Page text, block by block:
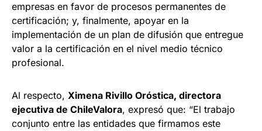
empresas en favor de procesos permanentes de
certificación; y, finalmente, apoyar en la
implementación de un plan de difusión que entregue
valor a la certificación en el nivel medio técnico
profesional.​
Al respecto, ​Ximena Rivillo Oróstica, directora
ejecutiva de ChileValora, expresó que: “El trabajo
conjunto entre las entidades que firmamos este